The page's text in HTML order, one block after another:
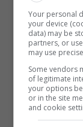
Your personal
your device
data) may be
partners, or
may use
Some vendors
of legitimate
your options
or in the site
and cookie